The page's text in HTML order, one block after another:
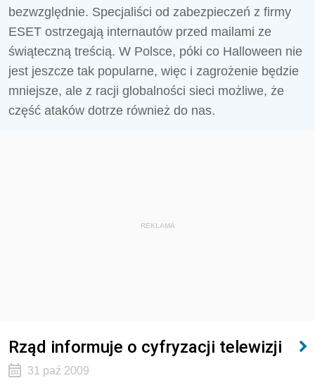
bezwzględnie. Specjaliści od zabezpieczeń z firmy
ESET ostrzegają internautów przed mailami ze
świąteczną treścią. W Polsce, póki co Halloween nie
jest jeszcze tak popularne, więc i zagrożenie będzie
mniejsze, ale z racji globalności sieci możliwe, że
część ataków dotrze również do nas.
REKLAMA
Rząd informuje o cyfryzacji telewizji
31 paź 2009